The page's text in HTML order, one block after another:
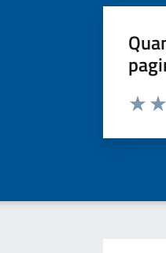
Valuta